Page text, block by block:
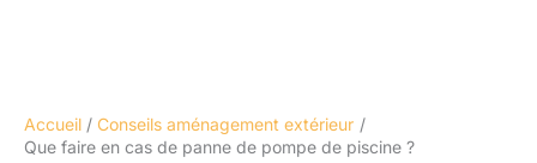
Accueil
Conseils aménagement extérieur
Que faire en cas de panne de pompe de piscine ?